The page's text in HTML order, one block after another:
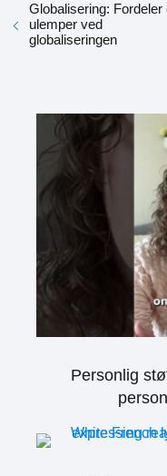
Globalisering: Fordeler
ulemper ved
globaliseringen
Personlig